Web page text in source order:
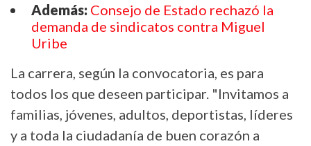
Además: Consejo de Estado rechazó la
demanda de sindicatos contra Miguel
Uribe
La carrera, según la convocatoria, es para
todos los que deseen participar. "Invitamos a
familias, jóvenes, adultos, deportistas, líderes
y a toda la ciudadanía de buen corazón a